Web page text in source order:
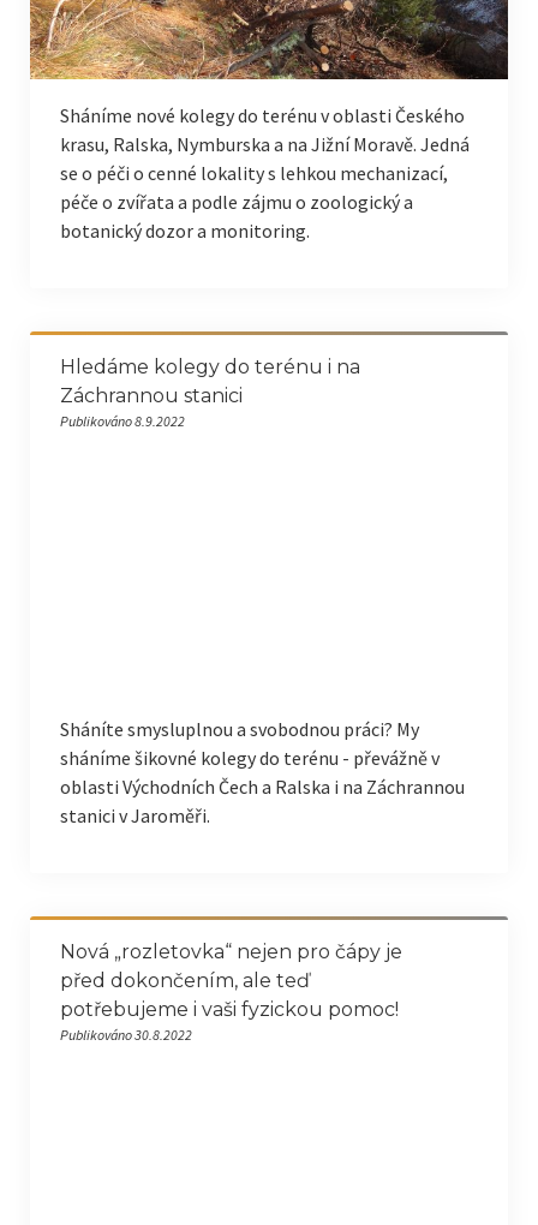
Sháníme nové kolegy do terénu v oblasti Českého
krasu, Ralska, Nymburska a na Jižní Moravě. Jedná
se o péči o cenné lokality s lehkou mechanizací,
péče o zvířata a podle zájmu o zoologický a
botanický dozor a monitoring.
Hledáme kolegy do terénu i na
Záchrannou stanici
Publikováno 8.9.2022
Sháníte smysluplnou a svobodnou práci? My
sháníme šikovné kolegy do terénu - převážně v
oblasti Východních Čech a Ralska i na Záchrannou
stanici v Jaroměři.
Nová „rozletovka“ nejen pro čápy je
před dokončením, ale teď
potřebujeme i vaši fyzickou pomoc!
Publikováno 30.8.2022